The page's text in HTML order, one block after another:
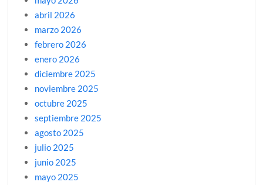
abril 2026
marzo 2026
febrero 2026
enero 2026
diciembre 2025
noviembre 2025
octubre 2025
septiembre 2025
agosto 2025
julio 2025
junio 2025
mayo 2025